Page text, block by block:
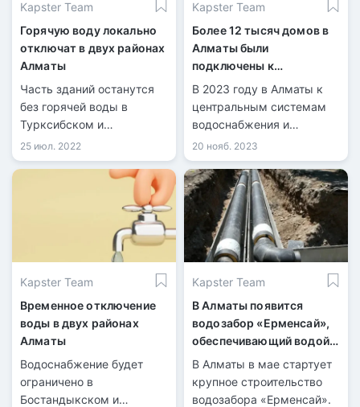
Kapster Team
Горячую воду локально
отключат в двух районах
Алматы
Часть зданий останутся
без горячей воды в
Турксибском и
Жетысуском районах
Алматы.
25 июл. 2022
Kapster Team
Более 12 тысяч домов в
Алматы были
подключены к
центральной системе
В 2023 году в Алматы к
центральным системам
водоснабжения и
канализации было
подключено более 12
тысяч домов,
расположенных в таких
микрорайонах, как
Карасу, Акжар, Алгабас,
Шугыла, Жас Канат,
Шуакты, а также в
определенном квадрате
пр. Сейфуллина и улиц
Северное кольцо,
Рыскулова,
20 нояб. 2023
Kapster Team
Временное отключение
воды в двух районах
Алматы
Водоснабжение будет
ограничено в
Бостандыкском и
Kapster Team
В Алматы появится
водозабор «Ерменсай»,
обеспечивающий водой
25 тысяч человек
В Алматы в мае стартует
крупное строительство
водозабора «Ерменсай».